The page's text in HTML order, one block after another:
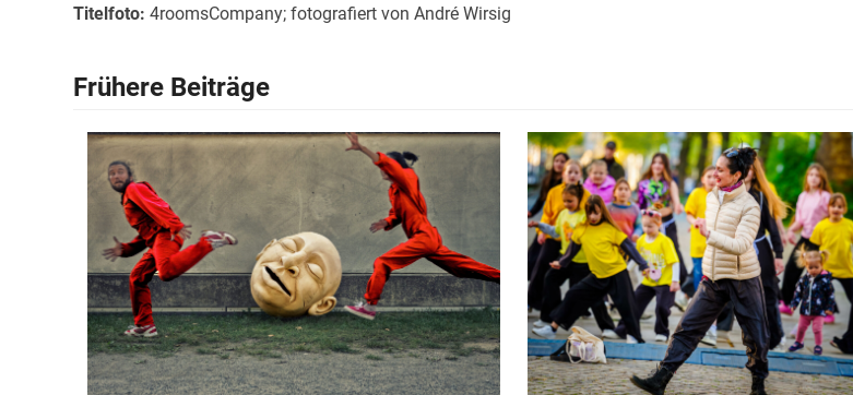
Titelfoto: 4roomsCompany; fotografiert von André Wirsig
Frühere Beiträge